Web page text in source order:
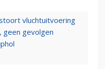
vluchtuitvoering
geen gevolgen